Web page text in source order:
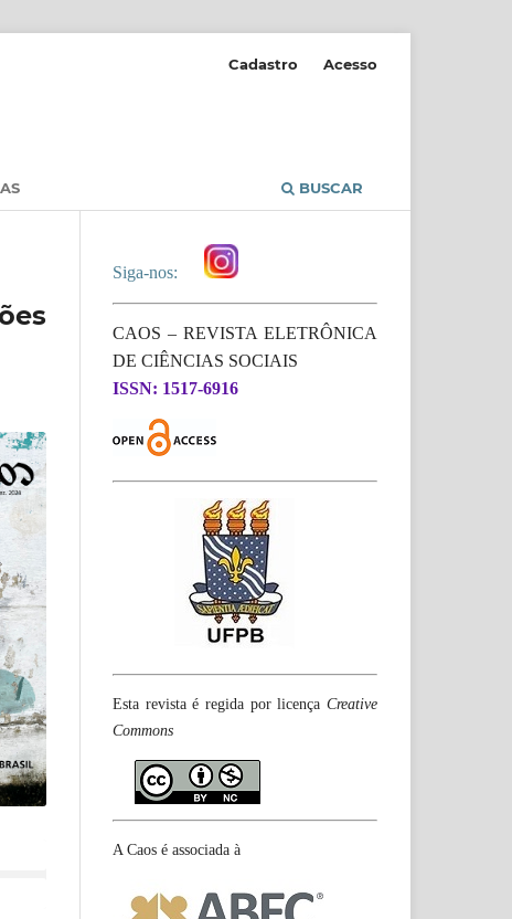
BUSCAR
Cadastro Acesso
Siga-nos:
CAOS – REVISTA ELETRÔNICA
DE CIÊNCIAS SOCIAIS
ISSN: 1517-6916
Esta revista é regida por licença Creative
Commons
A Caos é associada à